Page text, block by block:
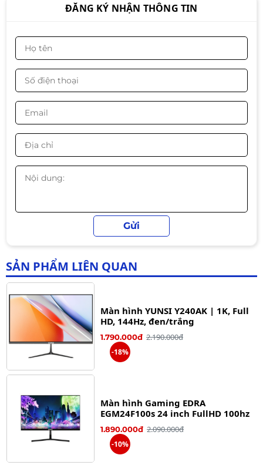
Độ sáng: 250 cd/m²
Hiển thị màu: 16.7 triệu màu
Tỷ lệ màn hình: 16:9
Thiết kế: Màn hình phẳng, viền mỏng
Màu sắc: Đen / Trắng / Hồng
Kết nối
1 × HDMI
1 × VGA (D-Sub)
Hỗ trợ treo tường VESA 100 × 100
Xem phim, giải trí
Gaming nhẹ
Setup góc PC thẩm mỹ (bản trắng / hồng)
ĐĂNG KÝ NHẬN THÔNG TIN
SẢN PHẨM LIÊN QUAN
Màn hình Infinity V2422F 24 inch
1.890.000đ 2.190.000đ
Màn Hình EDRA EGM24F120S (24
inch - IPS - FHD - 120Hz - 1ms)
-9%
Màn hình VSP V2408S | 23.8 inch,
Full HD, IPS, 100Hz, 5ms, phẳng,
trắng/đen
2.190.000đ 2.590.000đ
Màn hình YUNSI Y240AK | 1K, Full
HD, 144Hz, đen/trắng
1.790.000đ 2.190.000đ
-18%
Màn hình Gaming EDRA
EGM24F100s 24 inch FullHD 100hz
1.890.000đ 2.090.000đ
-10%